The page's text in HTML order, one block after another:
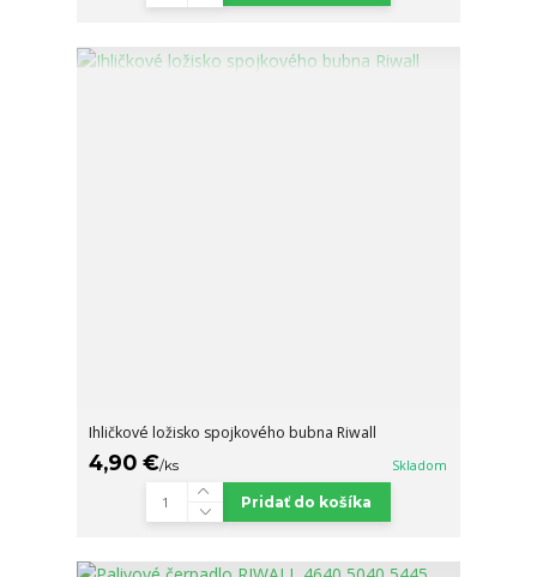
Ihličkové ložisko spojkového bubna Riwall
4,90 €/ks Skladom
Pridať do košíka